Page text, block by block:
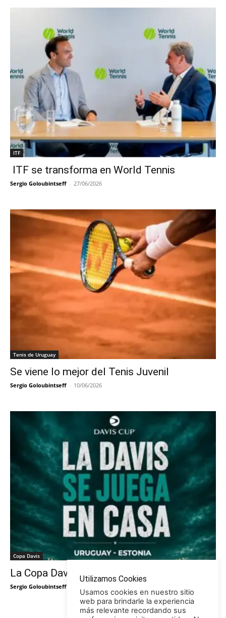
ITF
ITF se transforma en World Tennis
Sergio Goloubintseff - 27/06/2026
Tenis de Uruguay
Se viene lo mejor del Tenis Juvenil
Sergio Goloubintseff - 10/06/2026
Copa Davis
La Copa Davis vuelve al Círculo
Sergio Goloubintseff
Utilizamos Cookies
Usamos cookies en nuestro sitio
web para brindarle la experiencia
más relevante recordando sus